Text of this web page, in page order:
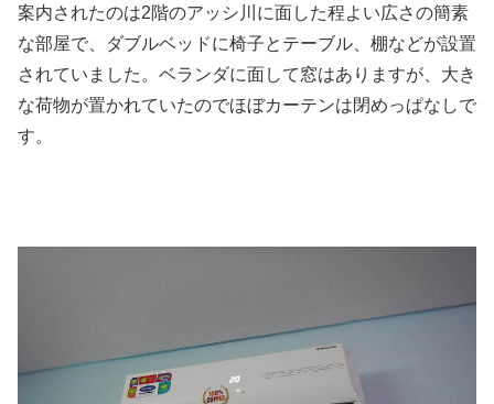
案内されたのは2階のアッシ川に面した程よい広さの簡素
な部屋で、ダブルベッドに椅子とテーブル、棚などが設置
されていました。ベランダに面して窓はありますが、大き
な荷物が置かれていたのでほぼカーテンは閉めっぱなしで
す。